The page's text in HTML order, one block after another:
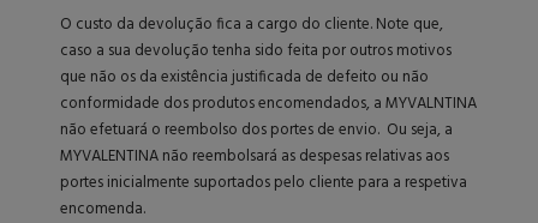
O custo da devolução fica a cargo do cliente. Note que,
caso a sua devolução tenha sido feita por outros motivos
que não os da existência justificada de defeito ou não
conformidade dos produtos encomendados, a MYVALNTINA
não efetuará o reembolso dos portes de envio. Ou seja, a
MYVALENTINA não reembolsará as despesas relativas aos
portes inicialmente suportados pelo cliente para a respetiva
encomenda.